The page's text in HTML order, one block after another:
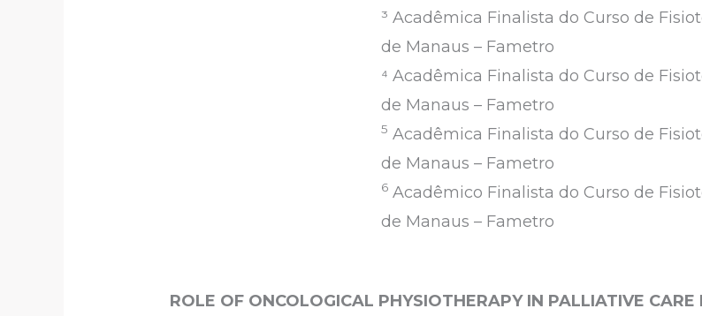
³ Acadêmica Finalista do Curso de
de Manaus – Fametro
⁴ Acadêmica Finalista do Curso de
de Manaus – Fametro
5 Acadêmica Finalista do Curso de
de Manaus – Fametro
6Acadêmico Finalista do Curso de
de Manaus – Fametro
ROLE OF ONCOLOGICAL PHYSIOTHERAPY IN PALLIATIVE